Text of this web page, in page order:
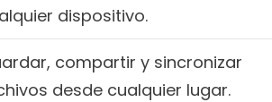
dispositivo.
compartir y sincronizar
desde cualquier lugar.